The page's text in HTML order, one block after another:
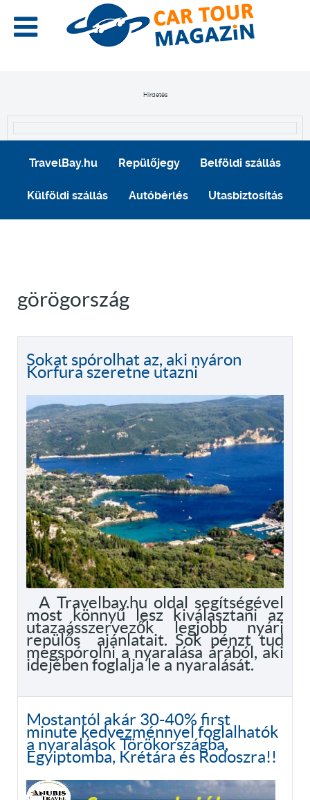
Hirdetés
TravelBay.hu Repülőjegy Belföldi szállás
Külföldi szállás Autóbérlés Utasbiztosítás
görögország
Sokat spórolhat az, aki nyáron
Korfura szeretne utazni
A Travelbay.hu oldal segítségével
most könnyű lesz kiválasztani az
utazaásszervezők legjobb nyári
repülős ajánlatait. Sok pénzt tud
megspórolni a nyaralása árából, aki
idejében foglalja le a nyaralását.
Mostantól akár 30-40% first
minute kedvezménnyel foglalhatók
a nyaralások Törökországba,
Egyiptomba, Krétára és Rodoszra!!